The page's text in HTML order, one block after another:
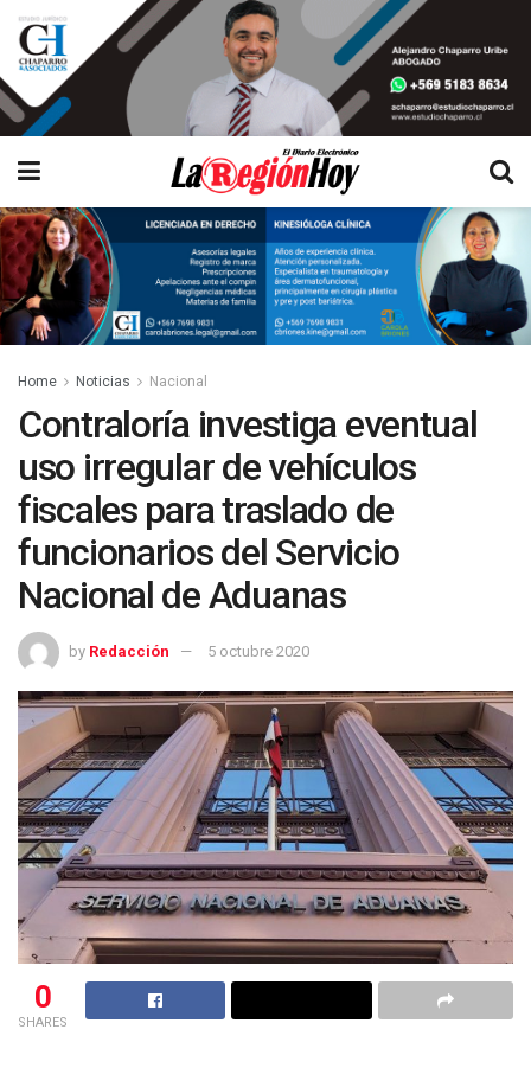
Home Noticias Nacional
Contraloría investiga eventual
uso irregular de vehículos
fiscales para traslado de
funcionarios del Servicio
Nacional de Aduanas
by Redacción 5 octubre 2020
0
SHARES